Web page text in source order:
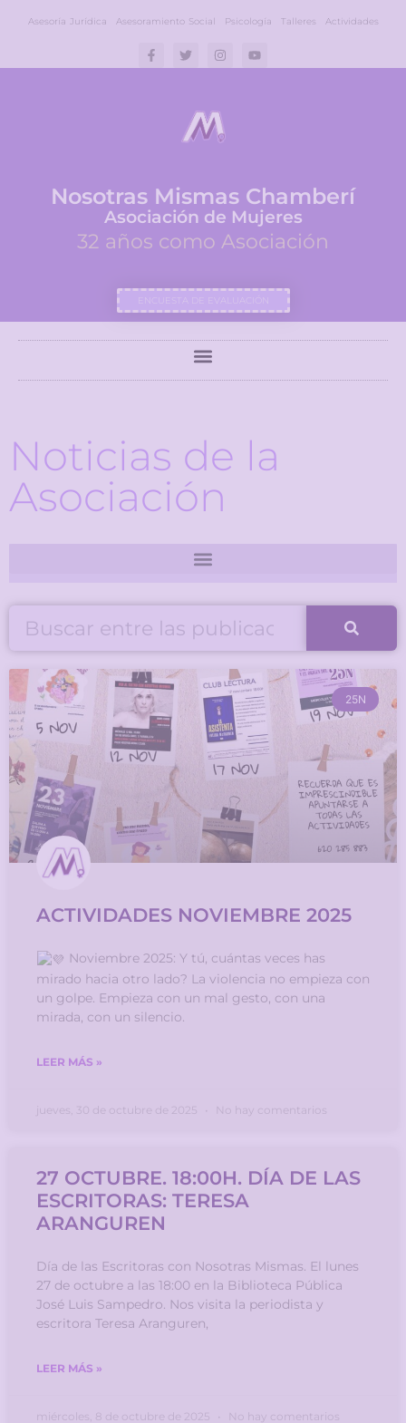
Asesoría Jurídica Asesoramiento Social Psicología Talleres Actividades
Nosotras Mismas Chamberí
Asociación de Mujeres
32 años como Asociación
ENCUESTA DE EVALUACIÓN
Noticias de la
Asociación
25N
ACTIVIDADES NOVIEMBRE 2025
Noviembre 2025: Y tú, cuántas veces has
mirado hacia otro lado? La violencia no empieza con
un golpe. Empieza con un mal gesto, con una
mirada, con un silencio.
LEER MÁS »
jueves, 30 de octubre de 2025 No hay comentarios
27 OCTUBRE. 18:00H. DÍA DE LAS
ESCRITORAS: TERESA
ARANGUREN
Día de las Escritoras con Nosotras Mismas. El lunes
27 de octubre a las 18:00 en la Biblioteca Pública
José Luis Sampedro. Nos visita la periodista y
escritora Teresa Aranguren,
LEER MÁS »
miércoles, 8 de octubre de 2025 No hay comentarios